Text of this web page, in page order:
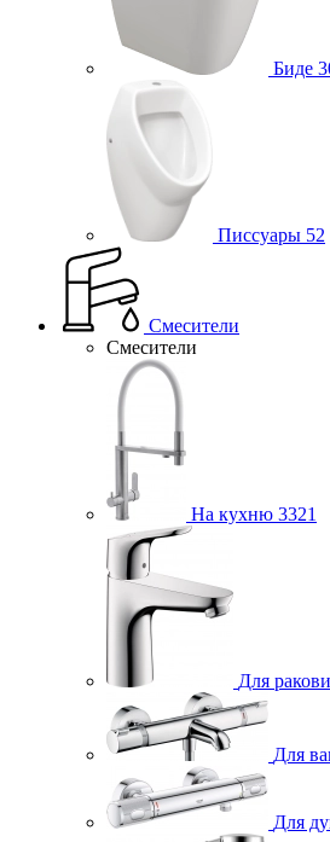
Биде
Писсуары 52
Смесители
Смесители
На кухню 3321
Для
Для
Для